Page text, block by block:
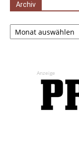
Archiv
Archiv
Anzeige